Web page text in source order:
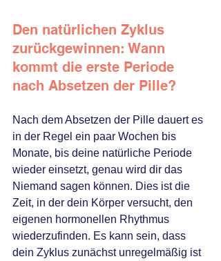
Den natürlichen Zyklus
zurückgewinnen: Wann
kommt die erste Periode
nach Absetzen der Pille?
Nach dem Absetzen der Pille dauert es
in der Regel ein paar Wochen bis
Monate, bis deine natürliche Periode
wieder einsetzt, genau wird dir das
Niemand sagen können. Dies ist die
Zeit, in der dein Körper versucht, den
eigenen hormonellen Rhythmus
wiederzufinden. Es kann sein, dass
dein Zyklus zunächst unregelmäßig ist